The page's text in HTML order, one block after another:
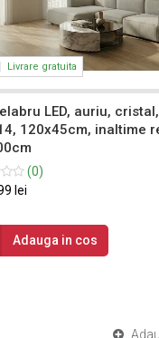
Livrare gratuita
LED, auriu,
120x45cm, inaltime
(0)
lei
Adauga in cos